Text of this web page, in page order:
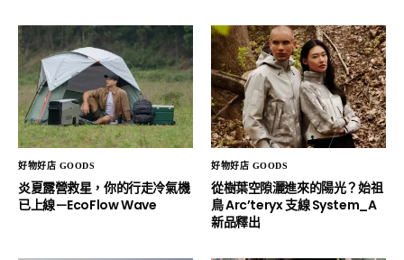
好物好店 GOODS
炎夏露營救星，你的行走冷氣機
已上線－EcoFlow Wave
好物好店 GOODS
從樹葉空隙灑進來的陽光？始祖
鳥 Arc’teryx 支線 System_A
新品釋出